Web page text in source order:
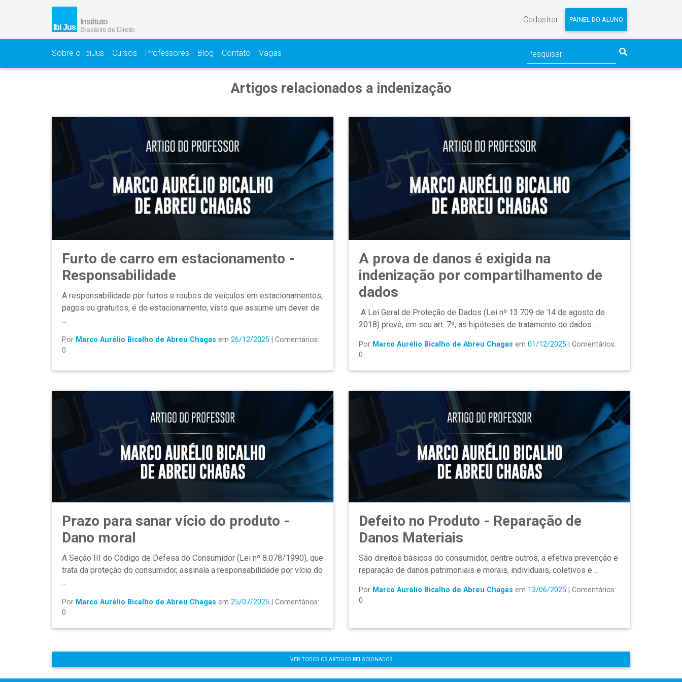
Cadastrar PAINEL DO ALUNO
Sobre o IbiJus Cursos Professores Blog Contato Vagas
Artigos relacionados a indenização
Furto de carro em estacionamento -
Responsabilidade
A responsabilidade por furtos e roubos de veículos em estacionamentos,
pagos ou gratuitos, é do estacionamento, visto que assume um dever de
...
Por Marco Aurélio Bicalho de Abreu Chagas em 26/12/2025 | Comentários:
0
A prova de danos é exigida na
indenização por compartilhamento de
dados
A Lei Geral de Proteção de Dados (Lei nº 13.709 de 14 de agosto de
2018) prevê, em seu art. 7º, as hipóteses de tratamento de dados ...
Por Marco Aurélio Bicalho de Abreu Chagas em 01/12/2025 | Comentários:
0
Prazo para sanar vício do produto -
Dano moral
A Seção III do Código de Defesa do Consumidor (Lei nº 8.078/1990), que
trata da proteção do consumidor, assinala a responsabilidade por vício do
Por Marco Aurélio Bicalho de Abreu Chagas em 25/07/2025 | Comentários:
0
Defeito no Produto - Reparação de
Danos Materiais
São direitos básicos do consumidor, dentre outros, a efetiva prevenção e
reparação de danos patrimoniais e morais, individuais, coletivos e ...
Por Marco Aurélio Bicalho de Abreu Chagas em 13/06/2025 | Comentários:
0
VER TODOS OS ARTIGOS RELACIONADOS